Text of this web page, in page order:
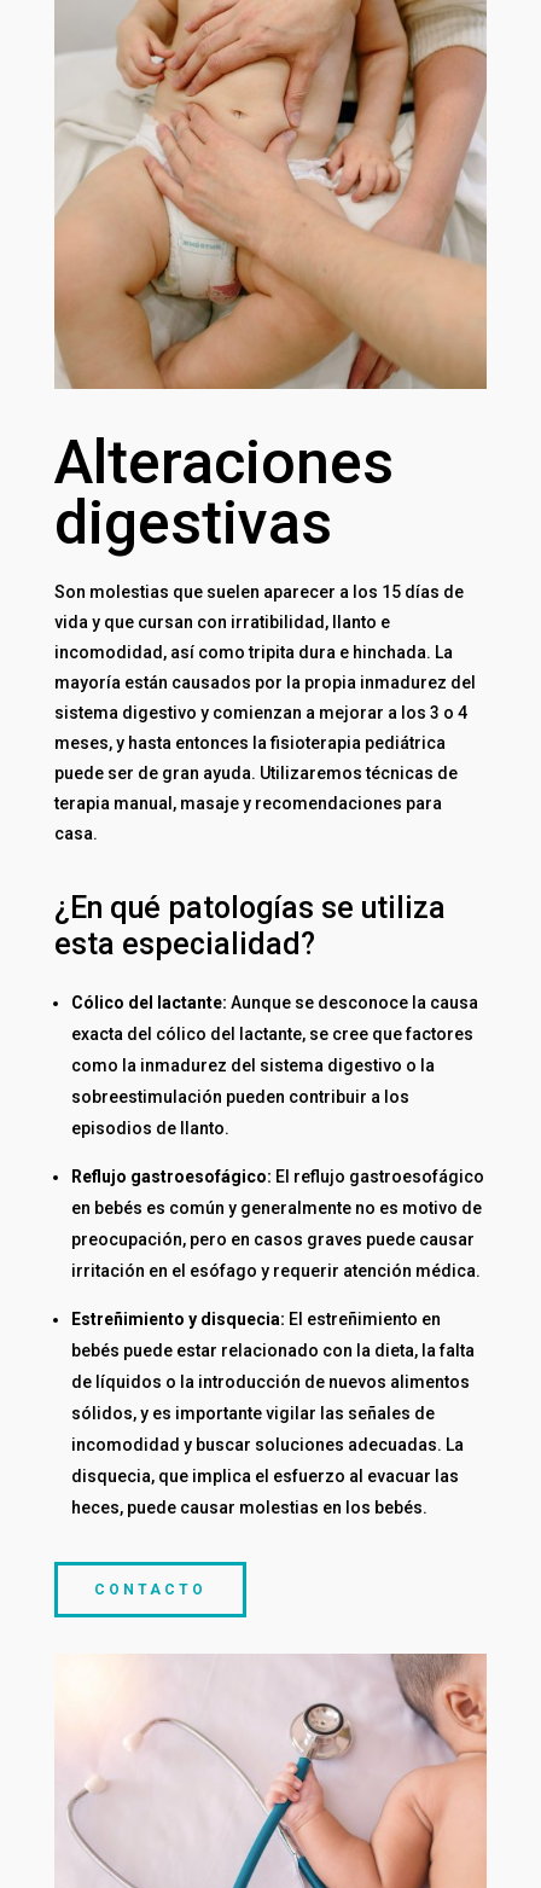
Alteraciones
digestivas
Son molestias que suelen aparecer a los 15 días de
vida y que cursan con irratibilidad, llanto e
incomodidad, así como tripita dura e hinchada. La
mayoría están causados por la propia inmadurez del
sistema digestivo y comienzan a mejorar a los 3 o 4
meses, y hasta entonces la fisioterapia pediátrica
puede ser de gran ayuda. Utilizaremos técnicas de
terapia manual, masaje y recomendaciones para
casa.
¿En qué patologías se utiliza
esta especialidad?
Cólico del lactante: Aunque se desconoce la causa
exacta del cólico del lactante, se cree que factores
como la inmadurez del sistema digestivo o la
sobreestimulación pueden contribuir a los
episodios de llanto.
Reflujo gastroesofágico: El reflujo gastroesofágico
en bebés es común y generalmente no es motivo de
preocupación, pero en casos graves puede causar
irritación en el esófago y requerir atención médica.
Estreñimiento y disquecia: El estreñimiento en
bebés puede estar relacionado con la dieta, la falta
de líquidos o la introducción de nuevos alimentos
sólidos, y es importante vigilar las señales de
incomodidad y buscar soluciones adecuadas. La
disquecia, que implica el esfuerzo al evacuar las
heces, puede causar molestias en los bebés.
CONTACTO